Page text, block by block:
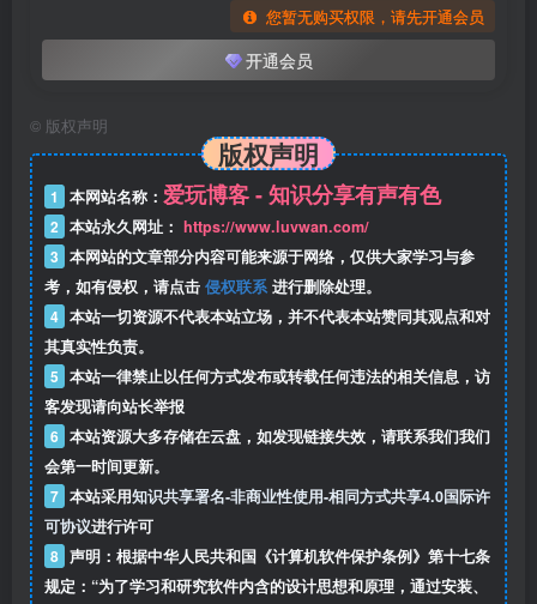
您暂无购买权限，请先开通会员
开通会员
© 版权声明
版权声明
1 本网站名称： 爱玩博客 - 知识分享有声有色
2 本站永久网址： https://www.luvwan.com/
3 本网站的文章部分内容可能来源于网络，仅供大家学习与参
考，如有侵权，请点击 侵权联系 进行删除处理。
4 本站一切资源不代表本站立场，并不代表本站赞同其观点和对
其真实性负责。
5 本站一律禁止以任何方式发布或转载任何违法的相关信息，访
客发现请向站长举报
6 本站资源大多存储在云盘，如发现链接失效，请联系我们我们
会第一时间更新。
7 本站采用知识共享署名-非商业性使用-相同方式共享4.0国际许
可协议进行许可
8 声明：根据中华人民共和国《计算机软件保护条例》第十七条
规定：“为了学习和研究软件内含的设计思想和原理，通过安装、